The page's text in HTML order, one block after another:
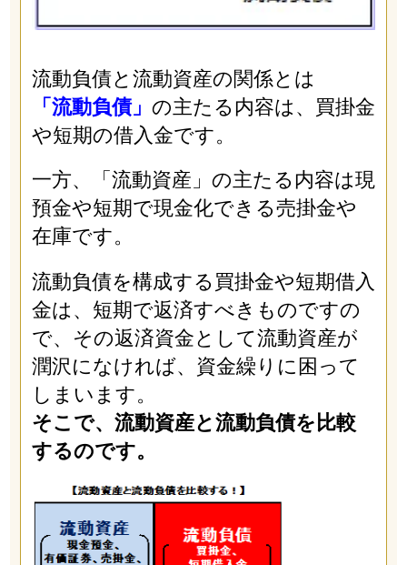
流動負債と流動資産の関係とは
「流動負債」 の主たる内容は、買掛金
や短期の借入金です。
一方、「流動資産」の主たる内容は現
預金や短期で現金化できる売掛金や
在庫です。
流動負債を構成する買掛金や短期借入
金は、短期で返済すべきものですの
で、その返済資金として流動資産が
潤沢になければ、資金繰りに困って
しまいます。
そこで、流動資産と流動負債を比較
するのです。